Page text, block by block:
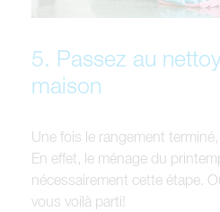
5. Passez au
maison
Une fois le rangement
En effet, le ménage du
nécessairement cette étape.
vous voilà parti!